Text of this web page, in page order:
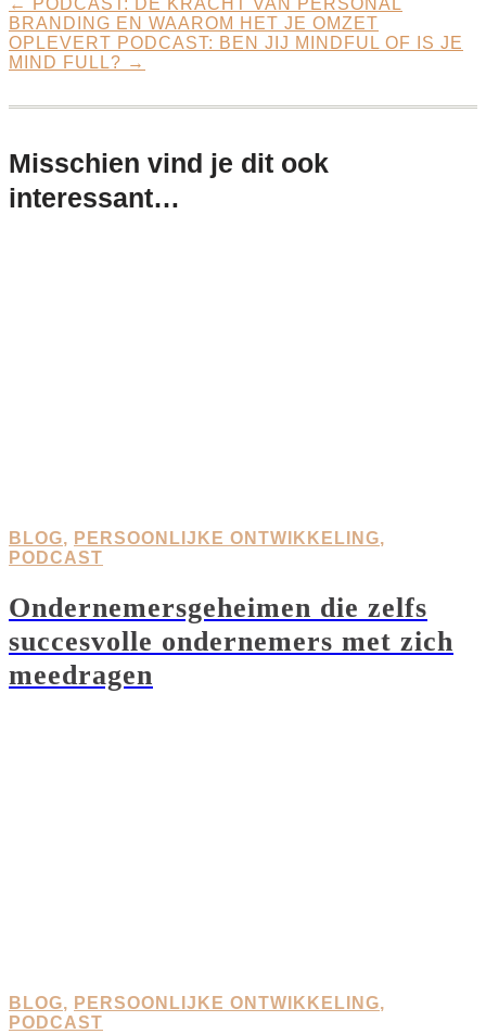
←
PODCAST: DE KRACHT VAN PERSONAL
BRANDING EN WAAROM HET JE OMZET
OPLEVERT PODCAST: BEN JIJ MINDFUL OF IS JE
MIND FULL? →
Misschien vind je dit ook
interessant…
BLOG, PERSOONLIJKE ONTWIKKELING,
PODCAST
Ondernemersgeheimen die zelfs
succesvolle ondernemers met zich
meedragen
BLOG, PERSOONLIJKE ONTWIKKELING,
PODCAST